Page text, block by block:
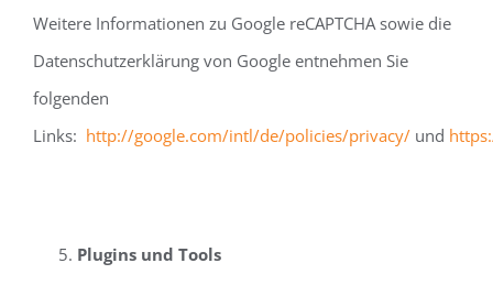
Weitere Informationen zu Google reCAPTCHA sowie die
Datenschutzerklärung von Google entnehmen Sie
folgenden
Links: http://google.com/intl/de/policies/privacy/ und
Plugins und Tools